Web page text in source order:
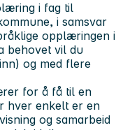
i fag til
i samsvar
opplæringen i
behovet vil du
og med flere
for å få til en
hver enkelt er en
og samarbeid